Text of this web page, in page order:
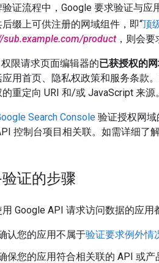
证流程中，Google 要求验证与应
缀上可供注册的网域组件，即“顶
sub.example.com/product，则会要
权限请求页面编辑器的已获授权的
用首页、隐私权政策和服务条款。
重定向 URI 和/或 JavaScript 来源。
Search Console 验证授权网
控制台项目相关联。如需详细了
证的步骤
用 Google API 请求访问数据的应
认您的应用不属于验证要求例外情
保您的应用符合相关联的 API 或